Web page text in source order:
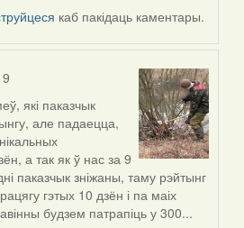
каб пакідаць каментары.
які паказчык
але падаецца,
а так як ў нас за 9
паказчык зніжаны, таму рэйтынг
гэтых 10 дзён і па маіх
будзем патрапіць у 300...